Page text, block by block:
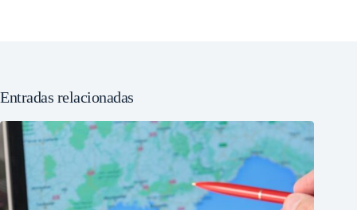
Entradas relacionadas